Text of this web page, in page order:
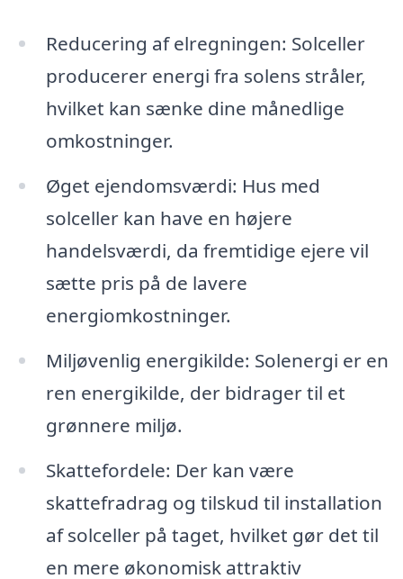
Reducering af elregningen: Solceller
producerer energi fra solens stråler,
hvilket kan sænke dine månedlige
omkostninger.
Øget ejendomsværdi: Hus med
solceller kan have en højere
handelsværdi, da fremtidige ejere vil
sætte pris på de lavere
energiomkostninger.
Miljøvenlig energikilde: Solenergi er en
ren energikilde, der bidrager til et
grønnere miljø.
Skattefordele: Der kan være
skattefradrag og tilskud til installation
af solceller på taget, hvilket gør det til
en mere økonomisk attraktiv